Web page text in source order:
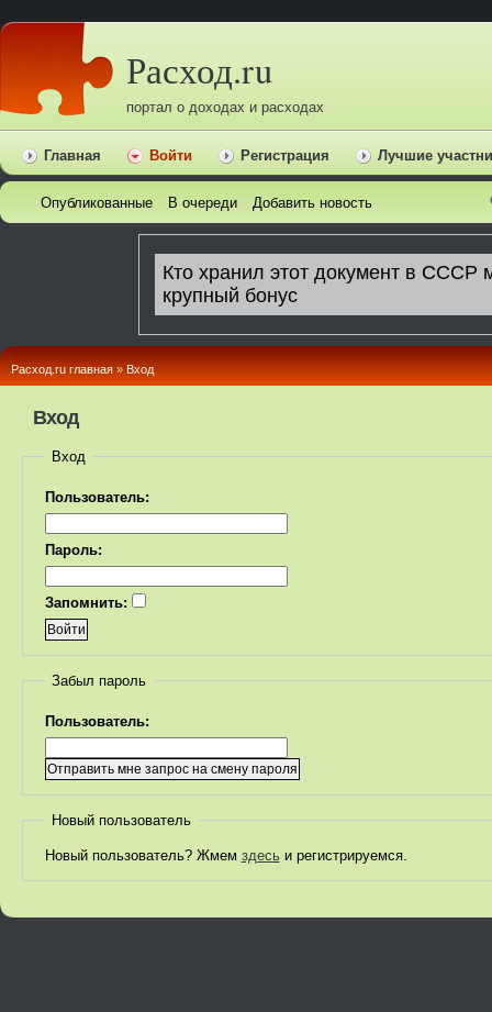
Расход.ru
портал о доходах и расходах
Главная Войти Регистрация Лучшие
Опубликованные В очереди Добавить новость
Расход.ru главная » Вход
Вход
Вход
Пользователь:
Пароль:
Запомнить:
Забыл пароль
Пользователь:
Новый пользователь
Новый пользователь? Жмем здесьи регистрируемся.